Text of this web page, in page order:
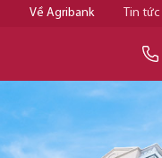
Về Agribank Tin tức